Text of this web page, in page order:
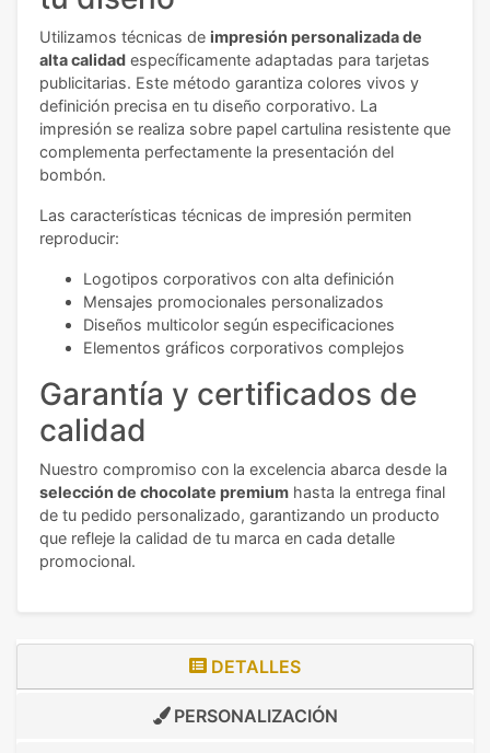
Utilizamos técnicas de impresión personalizada de
alta calidad específicamente adaptadas para tarjetas
publicitarias. Este método garantiza colores vivos y
definición precisa en tu diseño corporativo. La
impresión se realiza sobre papel cartulina resistente que
complementa perfectamente la presentación del
bombón.
Las características técnicas de impresión permiten
reproducir:
Logotipos corporativos con alta definición
Mensajes promocionales personalizados
Diseños multicolor según especificaciones
Elementos gráficos corporativos complejos
Garantía y certificados de
calidad
Nuestro compromiso con la excelencia abarca desde la
selección de chocolate premium hasta la entrega final
de tu pedido personalizado, garantizando un producto
que refleje la calidad de tu marca en cada detalle
promocional.
DETALLES
PERSONALIZACIÓN